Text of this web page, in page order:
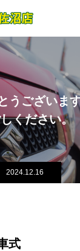
うございま
ください。
2024.12.16
式